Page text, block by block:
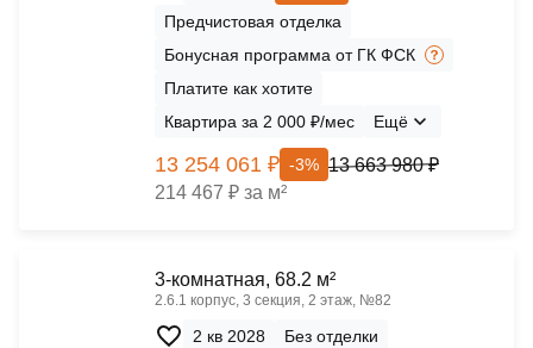
Предчистовая отделка
Бонусная программа от ГК ФСК
Платите как хотите
Квартира за 2 000 ₽/мес
Ещё
13 254 061 ₽ -3% 13 663 980 ₽
214 467 ₽ за м²
3-комнатная, 68.2 м²
2.6.1 корпус, 3 секция, 2 этаж, №82
2 кв 2028
Без отделки